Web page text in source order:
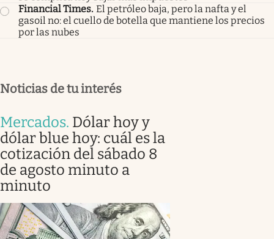
Financial Times. El petróleo baja, pero la nafta y el
gasoil no: el cuello de botella que mantiene los precios
por las nubes
Noticias de tu interés
Mercados. Dólar hoy y
dólar blue hoy: cuál es la
cotización del sábado 8
de agosto minuto a
minuto